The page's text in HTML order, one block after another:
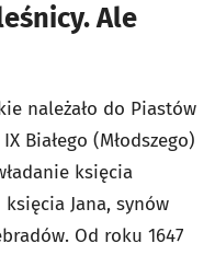
Ale
należało do Piastów
Białego (Młodszego)
księcia
Jana, synów
Od roku 1647